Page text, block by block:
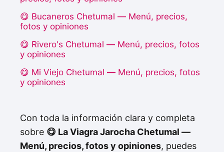
😋 Bucaneros Chetumal — Menú, precios,
fotos y opiniones
😋 Rivero's Chetumal — Menú, precios, fotos
y opiniones
😋 Mi Viejo Chetumal — Menú, precios, fotos
y opiniones
Con toda la información clara y completa
sobre 😋 La Viagra Jarocha Chetumal —
Menú, precios, fotos y opiniones, puedes